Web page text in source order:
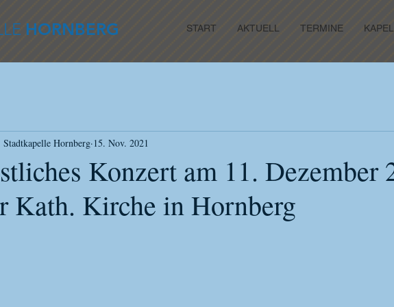
HORNBERG START AKTUELL TERMINE
Konzert am 11. Dezember
Kath. Kirche in Hornberg
Stadtkapelle Hornberg 15. Nov. 2021